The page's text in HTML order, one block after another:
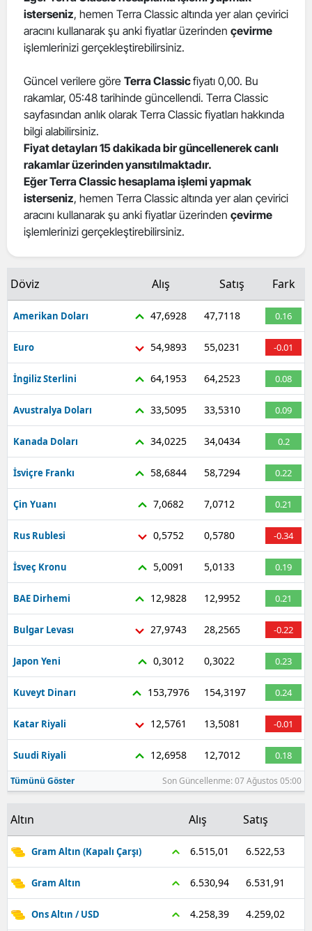
isterseniz, hemen Terra Classic altında yer alan çevirici
aracını kullanarak şu anki fiyatlar üzerinden çevirme
işlemlerinizi gerçekleştirebilirsiniz.
Güncel verilere göre Terra Classicfiyatı 0,00. Bu
rakamlar, 05:48 tarihinde güncellendi. Terra Classic
sayfasından anlık olarak Terra Classic fiyatları hakkında
bilgi alabilirsiniz.
Fiyat detayları 15 dakikada bir güncellenerek canlı
rakamlar üzerinden yansıtılmaktadır.
Eğer Terra Classic hesaplama işlemi yapmak
isterseniz, hemen Terra Classic altında yer alan çevirici
aracını kullanarak şu anki fiyatlar üzerinden çevirme
işlemlerinizi gerçekleştirebilirsiniz.
Döviz Alış Satış Fark
Amerikan Doları 47,6928 47,7118 0.16
Euro 54,9893 55,0231 -0.01
İngiliz Sterlini 64,1953 64,2523 0.08
Avustralya Doları 33,5095 33,5310 0.09
Kanada Doları 34,0225 34,0434 0.2
İsviçre Frankı 58,6844 58,7294 0.22
Çin Yuanı 7,0682 7,0712 0.21
Rus Rublesi 0,5752 0,5780 -0.34
İsveç Kronu 5,0091 5,0133 0.19
BAE Dirhemi 12,9828 12,9952 0.21
Bulgar Levası 27,9743 28,2565 -0.22
Japon Yeni 0,3012 0,3022 0.23
Kuveyt Dinarı 153,7976 154,3197 0.24
Katar Riyali 12,5761 13,5081 -0.01
Suudi Riyali 12,6958 12,7012 0.18
Tümünü Göster Son Güncellenme: 07 Ağustos 05:00
Altın Alış Satış
Gram Altın (Kapalı Çarşı) 6.515,01 6.522,53
Gram Altın 6.530,94 6.531,91
Ons Altın / USD 4.258,39 4.259,02